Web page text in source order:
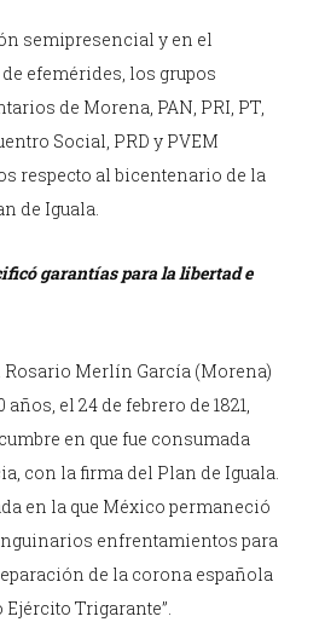
semipresencial y en el
efemérides, los grupos
de Morena, PAN, PRI, PT,
Social, PRD y PVEM
respecto al bicentenario de la
de Iguala.
garantías para la libertad e
Rosario Merlín García (Morena)
el 24 de febrero de 1821,
en que fue consumada
con la firma del Plan de Iguala.
en la que México permaneció
enfrentamientos para
de la corona española
Trigarante”.